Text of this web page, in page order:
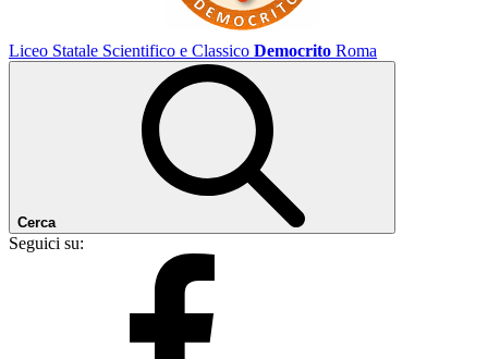
Liceo Statale Scientifico e Classico Democrito Roma
Cerca
Seguici su: